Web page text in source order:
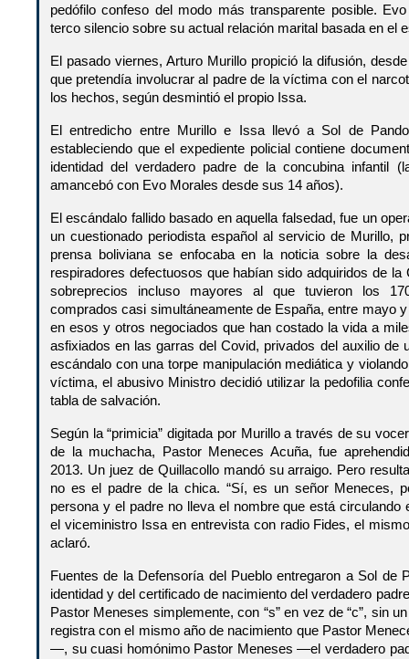
pedófilo confeso del modo más transparente posible.
terco silencio sobre su actual relación marital basada en el
El pasado viernes, Arturo Murillo propició la difusión,
que pretendía involucrar al padre de la víctima con el
los hechos, según desmintió el propio Issa.
El entredicho entre Murillo e Issa llevó a Sol de
estableciendo que el expediente policial contiene
identidad del verdadero padre de la concubina infantil
amancebó con Evo Morales desde sus 14 años).
El escándalo fallido basado en aquella falsedad, fue un
un cuestionado periodista español al servicio de Murillo,
prensa boliviana se enfocaba en la noticia sobre la
respiradores defectuosos que habían sido adquiridos de
sobreprecios incluso mayores al que tuvieron los
comprados casi simultáneamente de España, entre mayo
en esos y otros negociados que han costado la vida a
asfixiados en las garras del Covid, privados del auxilio de
escándalo con una torpe manipulación mediática y
víctima, el abusivo Ministro decidió utilizar la pedofilia
tabla de salvación.
Según la “primicia” digitada por Murillo a través de su
de la muchacha, Pastor Meneces Acuña, fue
2013. Un juez de Quillacollo mandó su arraigo. Pero
no es el padre de la chica. “Sí, es un señor Meneces,
persona y el padre no lleva el nombre que está circulando
el viceministro Issa en entrevista con radio Fides, el
aclaró.
Fuentes de la Defensoría del Pueblo entregaron a Sol de
identidad y del certificado de nacimiento del verdadero
Pastor Meneses simplemente, con “s” en vez de “c”, sin
registra con el mismo año de nacimiento que Pastor
—, su cuasi homónimo Pastor Meneses —el verdadero